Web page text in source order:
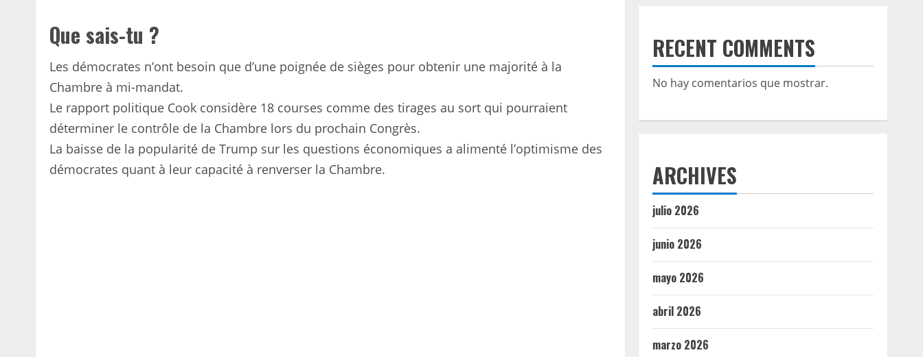
Que sais-tu ?
Les démocrates n’ont besoin que d’une poignée de sièges pour obtenir une majorité à la
Chambre à mi-mandat.
Le rapport politique Cook considère 18 courses comme des tirages au sort qui pourraient
déterminer le contrôle de la Chambre lors du prochain Congrès.
La baisse de la popularité de Trump sur les questions économiques a alimenté l’optimisme des
démocrates quant à leur capacité à renverser la Chambre.
RECENT COMMENTS
No hay comentarios que mostrar.
ARCHIVES
julio 2026
junio 2026
mayo 2026
abril 2026
marzo 2026